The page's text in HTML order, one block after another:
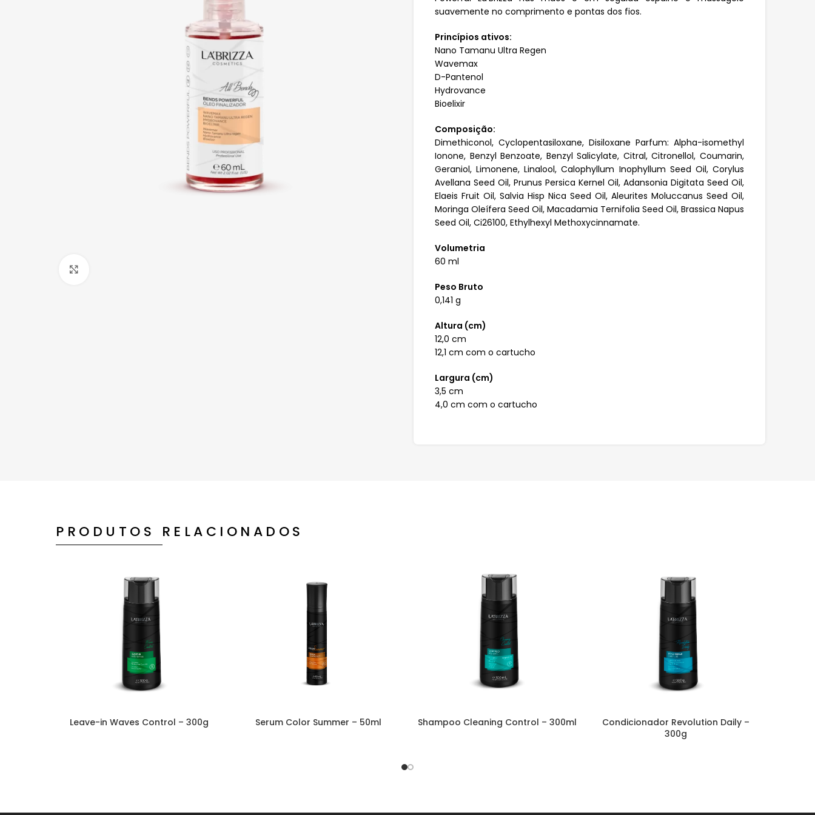
suavemente no comprimento e pontas dos fios.
Princípios ativos:
Nano Tamanu Ultra Regen
Wavemax
D-Pantenol
Hydrovance
Bioelixir
Composição:
Dimethiconol, Cyclopentasiloxane, Disiloxane Parfum: Alpha-isomethyl
Ionone, Benzyl Benzoate, Benzyl Salicylate, Citral, Citronellol, Coumarin,
Geraniol, Limonene, Linalool, Calophyllum Inophyllum Seed Oil, Corylus
Avellana Seed Oil, Prunus Persica Kernel Oil, Adansonia Digitata Seed Oil,
Elaeis Fruit Oil, Salvia Hisp Nica Seed Oil, Aleurites Moluccanus Seed Oil,
Moringa Oleífera Seed Oil, Macadamia Ternifolia Seed Oil, Brassica Napus
Seed Oil, Ci26100, Ethylhexyl Methoxycinnamate.
Volumetria
60 ml
Peso Bruto
0,141 g
Altura (cm)
12,0 cm
12,1 cm com o cartucho
Largura (cm)
3,5 cm
4,0 cm com o cartucho
PRODUTOS RELACIONADOS
Leave-in Waves Control – 300g Serum Color Summer – 50ml Shampoo Cleaning Control – 300ml
Condicionador Revolution Daily –
300g